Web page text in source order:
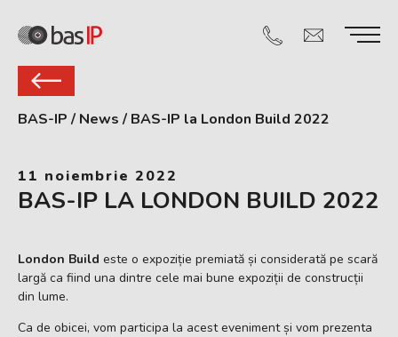
BAS-IP / News / BAS-IP la London Build 2022
11 noiembrie 2022
BAS-IP LA LONDON BUILD 2022
London Build este o expoziție premiată și considerată pe scară
largă ca fiind una dintre cele mai bune expoziții de construcții
din lume.
Ca de obicei, vom participa la acest eveniment și vom prezenta